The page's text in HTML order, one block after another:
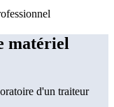
matériel
d'un traiteur